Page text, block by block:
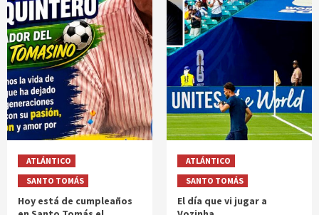
ATLÁNTICO
SANTO TOMÁS
Hoy está de cumpleaños
ATLÁNTICO
SANTO TOMÁS
El día que vi jugar a